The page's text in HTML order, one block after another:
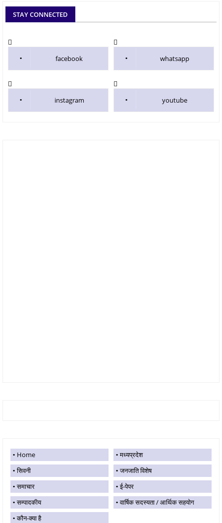
STAY CONNECTED
facebook whatsapp
instagram youtube
Home
मध्यप्रदेश
सिवनी
जनजाति विशेष
समाचार
ई-पेपर
सम्पादकीय
वार्षिक सदस्यता / आर्थिक सहयोग
कौन-क्या है